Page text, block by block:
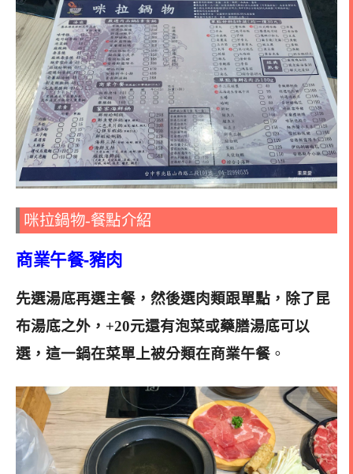
咪拉鍋物-餐點介紹
商業午餐-豬肉
先選湯底再選主餐，然後選肉類跟單點，除了昆
布湯底之外， +20元還有泡菜或藥膳湯底可以
選 ，這一鍋在菜單上被分類在商業午餐 。